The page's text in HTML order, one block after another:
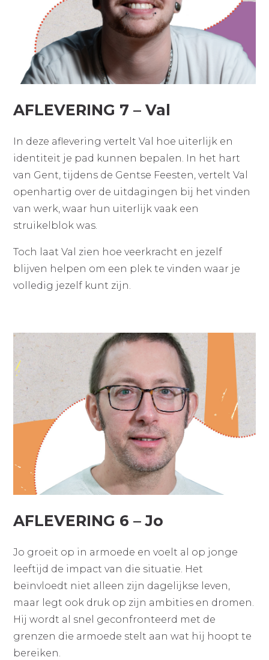
AFLEVERING 7 – Val
In deze aflevering vertelt Val hoe uiterlijk en
identiteit je pad kunnen bepalen. In het hart
van Gent, tijdens de Gentse Feesten, vertelt Val
openhartig over de uitdagingen bij het vinden
van werk, waar hun uiterlijk vaak een
struikelblok was.
Toch laat Val zien hoe veerkracht en jezelf
blijven helpen om een plek te vinden waar je
volledig jezelf kunt zijn.
AFLEVERING 6 – Jo
Jo groeit op in armoede en voelt al op jonge
leeftijd de impact van die situatie. Het
beïnvloedt niet alleen zijn dagelijkse leven,
maar legt ook druk op zijn ambities en dromen.
Hij wordt al snel geconfronteerd met de
grenzen die armoede stelt aan wat hij hoopt te
bereiken.